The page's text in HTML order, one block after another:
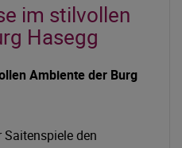
im stilvollen
Hasegg
Ambiente der Burg
den